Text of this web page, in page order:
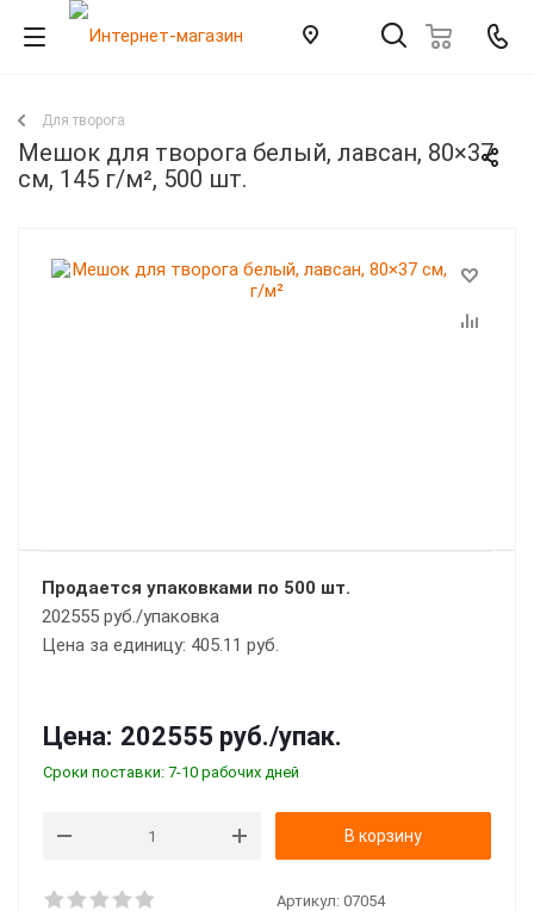
Для творога
Мешок для творога белый, лавсан, 80×37
см, 145 г/м², 500 шт.
Продается упаковками по 500 шт.
202555 руб./упаковка
Цена за единицу: 405.11 руб.
Цена: 202555 руб./упак.
Сроки поставки: 7-10 рабочих дней
В корзину
Артикул: 07054